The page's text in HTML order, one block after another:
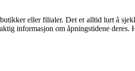
eller filialer. Det er alltid lurt å
informasjon om åpningstidene deres.